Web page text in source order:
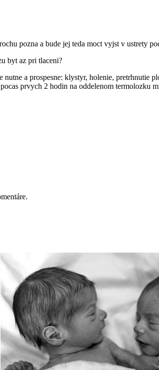
pozna a bude jej teda moct vyjst v ustrety
byt az pri tlaceni?
nutne a prospesne: klystyr, holenie,
prvych 2 hodin na oddelenom